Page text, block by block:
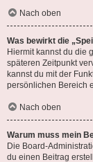
Nach oben
Was bewirkt die
Hiermit kannst du die
späteren Zeitpunkt
kannst du mit der
persönlichen Bereich
Nach oben
Warum muss mein
Die Board-
du einen Beitrag